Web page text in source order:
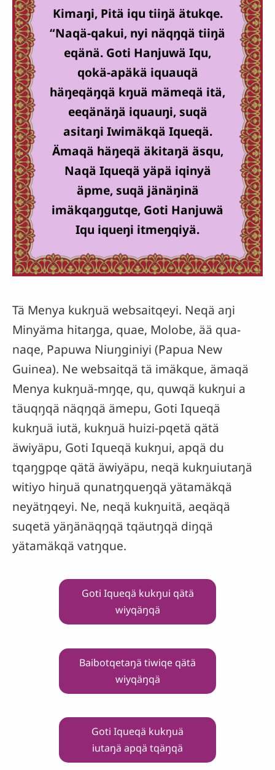
Kimaŋi, Pitä iqu tiiŋä ätukqe.
“Naqä-qakui, nyi näqŋqä tiiŋä
eqänä. Goti Hanjuwä Iqu,
qokä-apäkä iquauqä
häŋeqäŋqä kŋuä mämeqä itä,
eeqänäŋä iquauŋi, suqä
asitaŋi Iwimäkqä Iqueqä.
Ämaqä häŋeqä äkitaŋä äsqu,
Naqä Iqueqä yäpä iqinyä
äpme, suqä jänäŋinä
imäkqaŋgutqe, Goti Hanjuwä
Iqu iqueŋi itmeŋqiyä.
Wäuŋuiŋqä 10:34
Tä Menya kukŋuä websaitqeyi. Neqä aŋi
Minyäma hitaŋga, quae, Molobe, ää qua-
naqe, Papuwa Niuŋginiyi (Papua New
Guinea). Ne websaitqä tä imäkque, ämaqä
Menya kukŋuä-mŋqe, qu, quwqä kukŋui a
täuqŋqä näqŋqä ämepu, Goti Iqueqä
kukŋuä iutä, kukŋuä huizi-pqetä qätä
äwiyäpu, Goti Iqueqä kukŋui, apqä du
tqaŋgpqe qätä äwiyäpu, neqä kukŋuiutaŋä
witiyo hiŋuä qunatŋqueŋqä yätamäkqä
neyätŋqeyi. Ne, neqä kukŋuitä, aeqäqä
suqetä yäŋänäqŋqä tqäutŋqä diŋqä
yätamäkqä vatŋque.
Goti Iqueqä kukŋui qätä
wiyqäŋqä
Baibotqetaŋä tiwiqe qätä
wiyqäŋqä
Goti Iqueqä kukŋuä
iutaŋä apqä tqäŋqä